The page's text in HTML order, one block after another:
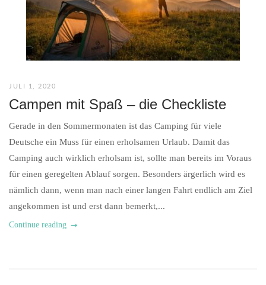
JULI 1, 2020
Campen mit Spaß – die Checkliste
Gerade in den Sommermonaten ist das Camping für viele
Deutsche ein Muss für einen erholsamen Urlaub. Damit das
Camping auch wirklich erholsam ist, sollte man bereits im Voraus
für einen geregelten Ablauf sorgen. Besonders ärgerlich wird es
nämlich dann, wenn man nach einer langen Fahrt endlich am Ziel
angekommen ist und erst dann bemerkt,...
Continue reading